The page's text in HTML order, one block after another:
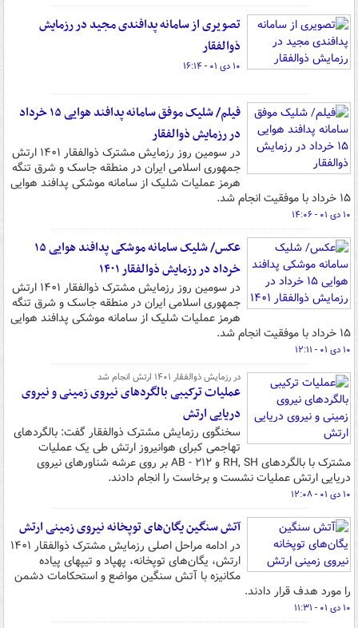
تصویری از سامانه پدافندی مجید در رزمایش
ذوالفقار
۱۰ دی ۰۱ - ۱۶:۱۴
فیلم/ شلیک موفق سامانه پدافند هوایی ۱۵ خرداد
در رزمایش ذوالفقار
در سومین روز رزمایش مشترک ذوالفقار ۱۴۰۱ ارتش
جمهوری اسلامی ایران در منطقه جاسک و شرق تنگه
هرمز عملیات شلیک از سامانه موشکی پدافند هوایی
۱۵ خرداد با موفقیت انجام شد.
۱۰ دی ۰۱ - ۱۴:۰۶
عکس/ شلیک سامانه موشکی پدافند هوایی ۱۵
خرداد در رزمایش ذوالفقار ۱۴۰۱
در سومین روز رزمایش مشترک ذوالفقار ۱۴۰۱ ارتش
جمهوری اسلامی ایران در منطقه جاسک و شرق تنگه
هرمز عملیات شلیک از سامانه موشکی پدافند هوایی
۱۵ خرداد با موفقیت انجام شد.
۱۰ دی ۰۱ - ۱۲:۱۱
در رزمایش ذوالفقار ۱۴۰۱ ارتش انجام شد
عملیات ترکیبی بالگردهای نیروی زمینی و نیروی
دریایی ارتش
سخنگوی رزمایش مشترک ذوالفقار گفت: بالگردهای
تهاجمی کبرای هوانیروز ارتش طی یک عملیات
مشترک با بالگردهای RH, SH و AB - ۲۱۲ بر روی عرشه شناورهای نیروی
دریایی ارتش عملیات نشست و برخاست را انجام دادند.
۱۰ دی ۰۱ - ۱۲:۰۸
آتش سنگین یگان‌های توپخانه نیروی زمینی ارتش
در ادامه مراحل اصلی رزمایش مشترک ذوالفقار ۱۴۰۱
ارتش، یگان‌های توپخانه، پهپاد و تیپ‍های پیاده
مکانیزه با آتش سنگین مواضع و استحکامات دشمن
را مورد هدف قرار دادند.
۱۰ دی ۰۱ - ۱۱:۳۱